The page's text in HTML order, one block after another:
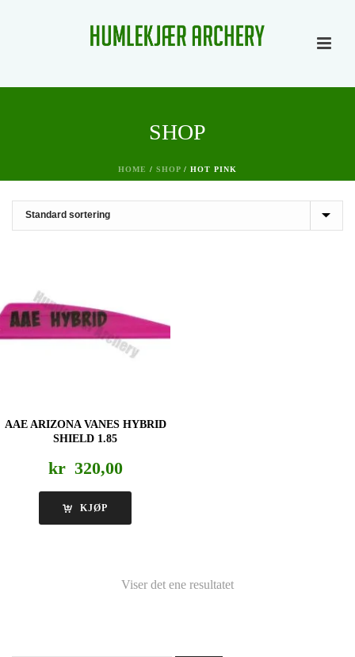
SHOP
HOME / SHOP / HOT PINK
AAE ARIZONA VANES HYBRID
SHIELD 1.85
kr 320,00
KJØP
Viser det ene resultatet